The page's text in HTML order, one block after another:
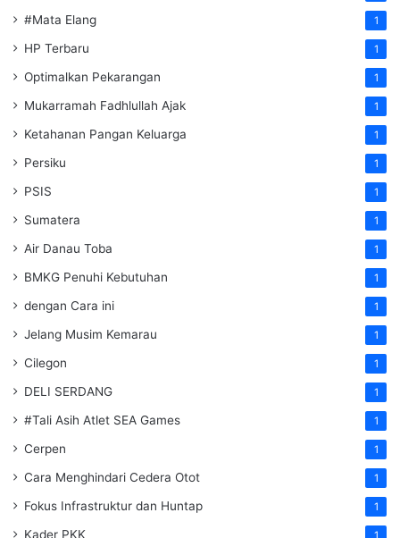
#Mata Elang 1
HP Terbaru 1
Optimalkan Pekarangan 1
Mukarramah Fadhlullah Ajak 1
Ketahanan Pangan Keluarga 1
Persiku 1
PSIS 1
Sumatera 1
Air Danau Toba 1
BMKG Penuhi Kebutuhan 1
dengan Cara ini 1
Jelang Musim Kemarau 1
Cilegon 1
DELI SERDANG 1
#Tali Asih Atlet SEA Games 1
Cerpen 1
Cara Menghindari Cedera Otot 1
Fokus Infrastruktur dan Huntap 1
Kader PKK